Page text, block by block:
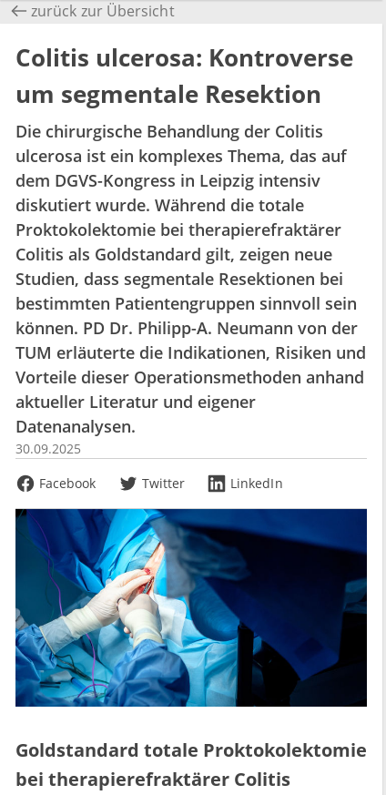
zurück zur Übersicht
Colitis ulcerosa: Kontroverse
um segmentale Resektion
Die chirurgische Behandlung der Colitis
ulcerosa ist ein komplexes Thema, das auf
dem DGVS-Kongress in Leipzig intensiv
diskutiert wurde. Während die totale
Proktokolektomie bei therapierefraktärer
Colitis als Goldstandard gilt, zeigen neue
Studien, dass segmentale Resektionen bei
bestimmten Patientengruppen sinnvoll sein
können. PD Dr. Philipp-A. Neumann von der
TUM erläuterte die Indikationen, Risiken und
Vorteile dieser Operationsmethoden anhand
aktueller Literatur und eigener
Datenanalysen.
30.09.2025
Facebook
Twitter LinkedIn
Goldstandard totale Proktokolektomie
bei therapierefraktärer Colitis